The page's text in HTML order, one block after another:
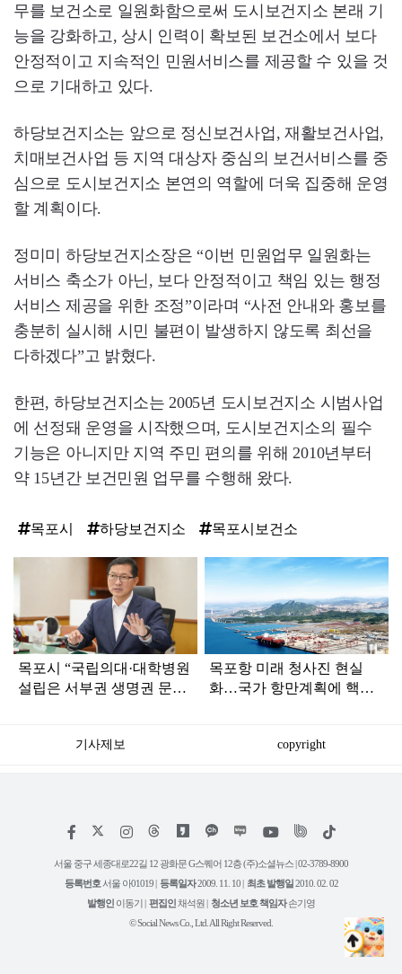
무를 보건소로 일원화함으로써 도시보건지소 본래 기
능을 강화하고, 상시 인력이 확보된 보건소에서 보다
안정적이고 지속적인 민원서비스를 제공할 수 있을 것
으로 기대하고 있다.
하당보건지소는 앞으로 정신보건사업, 재활보건사업,
치매보건사업 등 지역 대상자 중심의 보건서비스를 중
심으로 도시보건지소 본연의 역할에 더욱 집중해 운영
할 계획이다.
정미미 하당보건지소장은 “이번 민원업무 일원화는
서비스 축소가 아닌, 보다 안정적이고 책임 있는 행정
서비스 제공을 위한 조정”이라며 “사전 안내와 홍보를
충분히 실시해 시민 불편이 발생하지 않도록 최선을
다하겠다”고 밝혔다.
한편, 하당보건지소는 2005년 도시보건지소 시범사업
에 선정돼 운영을 시작했으며, 도시보건지소의 필수
기능은 아니지만 지역 주민 편의를 위해 2010년부터
약 15년간 보건민원 업무를 수행해 왔다.
목포시 하당보건지소 목포시보건소
라
목포시 “국립의대·대학병원
설립은 서부권 생명권 문
목포항 미래 청사진 현실
화…국가 항만계획에 핵심
기사제보 copyright
페
스
인
타
램
위
트
유
튜
틱
서울 중구 세종대로22길 12 광화문 G스퀘어 12층 (주)소셜뉴스 | 02-3789-8900
등록번호서울 아01019 | 등록일자2009. 11. 10 | 최초 발행일 2010. 02. 02
발행인 이동기 | 편집인채석원 | 청소년 보호 책임자손기영
© Social News Co., Ltd. All Right Reserved.